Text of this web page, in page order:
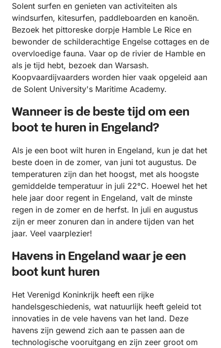
Solent surfen en genieten van activiteiten als
windsurfen, kitesurfen, paddleboarden en kanoën.
Bezoek het pittoreske dorpje Hamble Le Rice en
bewonder de schilderachtige Engelse cottages en de
overvloedige fauna. Vaar op de rivier de Hamble en
als je tijd hebt, bezoek dan Warsash.
Koopvaardijvaarders worden hier vaak opgeleid aan
de Solent University's Maritime Academy.
Wanneer is de beste tijd om een
boot te huren in Engeland?
Als je een boot wilt huren in Engeland, kun je dat het
beste doen in de zomer, van juni tot augustus. De
temperaturen zijn dan het hoogst, met als hoogste
gemiddelde temperatuur in juli 22°C. Hoewel het het
hele jaar door regent in Engeland, valt de minste
regen in de zomer en de herfst. In juli en augustus
zijn er meer zonuren dan in andere tijden van het
jaar. Veel vaarplezier!
Havens in Engeland waar je een
boot kunt huren
Het Verenigd Koninkrijk heeft een rijke
handelsgeschiedenis, wat natuurlijk heeft geleid tot
innovaties in de vele havens van het land. Deze
havens zijn gewend zich aan te passen aan de
technologische vooruitgang en zijn zeer groot om